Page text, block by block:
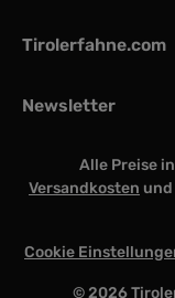
Tirolerfahne.com
Newsletter
Alle Preise
Versandkosten
© 2026
Cookie